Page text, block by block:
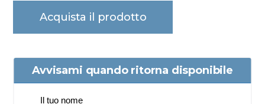
Acquista il prodotto
Avvisami quando ritorna disponibile